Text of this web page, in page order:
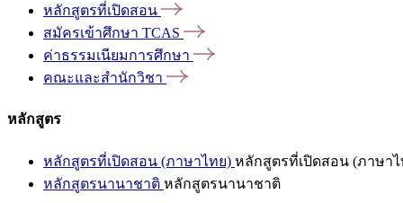
หลักสูตรที่เปิดสอน
สมัครเข้าศึกษา TCAS
ค่าธรรมเนียมการศึกษา
คณะและสำนักวิชา
หลักสูตร
หลักสูตรที่เปิดสอน (ภาษาไทย) หลักสูตรที่เปิดสอน (ภาษาไ
หลักสูตรนานาชาติ หลักสูตรนานาชาติ